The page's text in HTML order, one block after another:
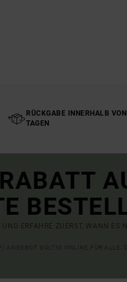
RÜCKGABE INNERHALB
TAGEN
ERFAHRE ZUERST, WANN ES